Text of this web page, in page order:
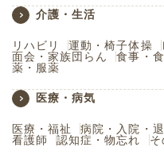
介護・生活
リハビリ 運動・椅子体操
面会・家族団らん
食事・
薬・服薬
医療・病気
医療・福祉 病院・入院・
看護師
認知症・物忘れ